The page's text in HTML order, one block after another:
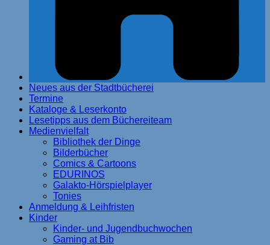
Neues aus der Stadtbücherei
Termine
Kataloge & Leserkonto
Lesetipps aus dem Büchereiteam
Medienvielfalt
Bibliothek der Dinge
Bilderbücher
Comics & Cartoons
EDURINOS
Galakto-Hörspielplayer
Tonies
Anmeldung & Leihfristen
Kinder
Kinder- und Jugendbuchwochen
Gaming at Bib